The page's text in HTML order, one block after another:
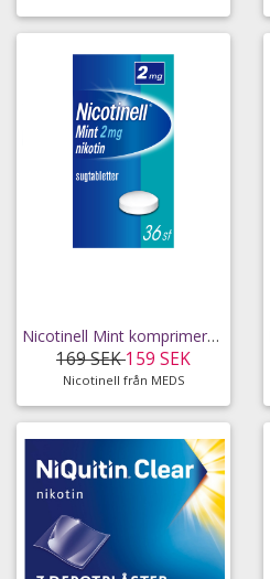
Nicotinell Mint komprimerad sugtablett 2 mg 36 st
169 SEK159 SEK
Nicotinell från MEDS